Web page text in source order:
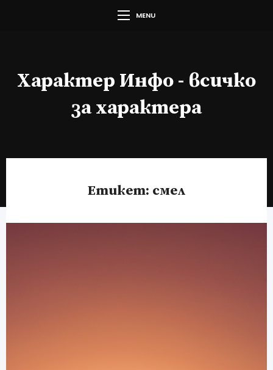
MENU
Характер Инфо - всичко
за характера
Етикет: смел